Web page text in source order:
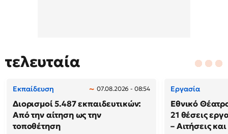
τελευταία
Εκπαίδευση 07.08.2026 - 08:54
Διορισμοί 5.487 εκπαιδευτικών:
Από την αίτηση ως την
τοποθέτηση
Εργασία
Εθνικό
21 θέσεις
– Αιτήσεις